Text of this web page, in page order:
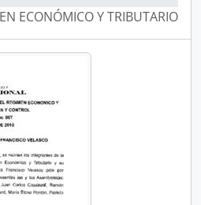
ECONÓMICO Y TRIBUTARIO